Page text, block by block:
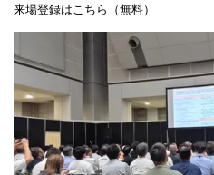
来場登録はこちら（無料）